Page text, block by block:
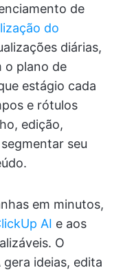
de
do
diárias,
o plano de
estágio cada
e rótulos
edição,
seu
em minutos,
AI e aos
O
gera ideias, edita